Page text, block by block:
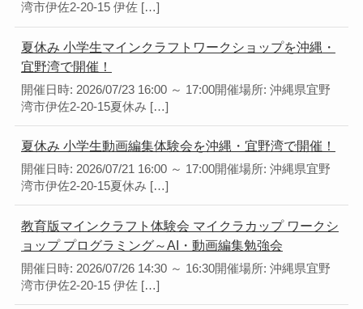
湾市伊佐2-20-15 伊佐 […]
夏休み 小学生マインクラフトワークショップを沖縄・
宜野湾で開催！
開催日時: 2026/07/23 16:00 ～ 17:00開催場所: 沖縄県宜野
湾市伊佐2-20-15夏休み […]
夏休み 小学生動画編集体験会を沖縄・宜野湾で開催！
開催日時: 2026/07/21 16:00 ～ 17:00開催場所: 沖縄県宜野
湾市伊佐2-20-15夏休み […]
教育版マインクラフト体験会 マイクラカップ ワークシ
ョップ プログラミング～AI・動画編集勉強会
開催日時: 2026/07/26 14:30 ～ 16:30開催場所: 沖縄県宜野
湾市伊佐2-20-15 伊佐 […]